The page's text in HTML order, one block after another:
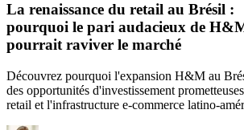
La renaissance du retail au Brésil :
pourquoi le pari audacieux de
pourrait raviver le marché
Découvrez pourquoi l'expansion H&M au
des opportunités d'investissement
retail et l'infrastructure e-commerce latino-